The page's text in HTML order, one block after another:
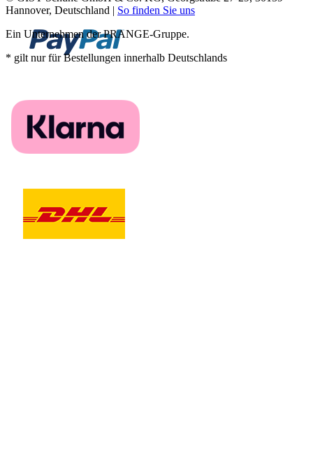
Hannover, Deutschland | So finden Sie uns
Ein Unternehmen der PRANGE-Gruppe.
* gilt nur für Bestellungen innerhalb Deutschlands